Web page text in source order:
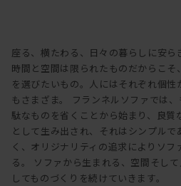
座る、横たわる、日々の暮らしに安
時間と空間は限られたものだからこ
を選びたいもの。人にはそれぞれ個
もさまざま。 フランネルソファでは
駄なものを省くことから始まり、良
として生み出され、それはシンプル
く、オリジナリティの追求によりソ
る。 ソファから生まれる、空間そし
してものづくりを続けていきます。